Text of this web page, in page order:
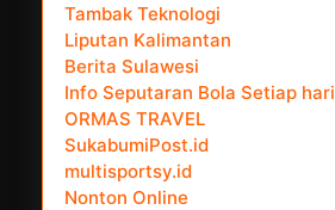
Tambak Teknologi
Liputan Kalimantan
Berita Sulawesi
Info Seputaran Bola Setiap hari
ORMAS TRAVEL
SukabumiPost.id
multisportsy.id
Nonton Online